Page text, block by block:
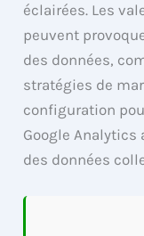
éclairées. Les
peuvent
des données,
stratégies de
configuration
Google
des données